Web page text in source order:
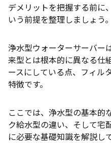
水の味・ミネラル
フィルター交換な
トもかかる
水道直結型は設置
電気代はゼロでは
る
デメリットを把握する前に
いう前提を整理しましょう。
浄水型ウォーターサーバー
来型とは根本的に異なる仕
ースにしている点、フィル
特徴です。
ここでは、浄水型の基本的
ク給水型の違い、そして宅
に必要な基礎知識を解説し